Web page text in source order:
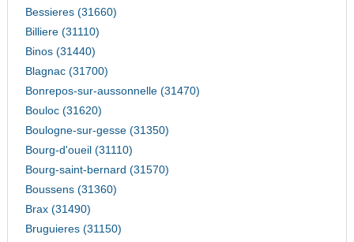
Bessieres (31660)
Billiere (31110)
Binos (31440)
Blagnac (31700)
Bonrepos-sur-aussonnelle (31470)
Bouloc (31620)
Boulogne-sur-gesse (31350)
Bourg-d'oueil (31110)
Bourg-saint-bernard (31570)
Boussens (31360)
Brax (31490)
Bruguieres (31150)